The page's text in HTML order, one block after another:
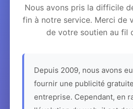
Nous avons pris la difficile
fin à notre service. Merci de
de votre soutien au fil
Depuis 2009, nous avons
fournir une publicité
entreprise. Cependant, en